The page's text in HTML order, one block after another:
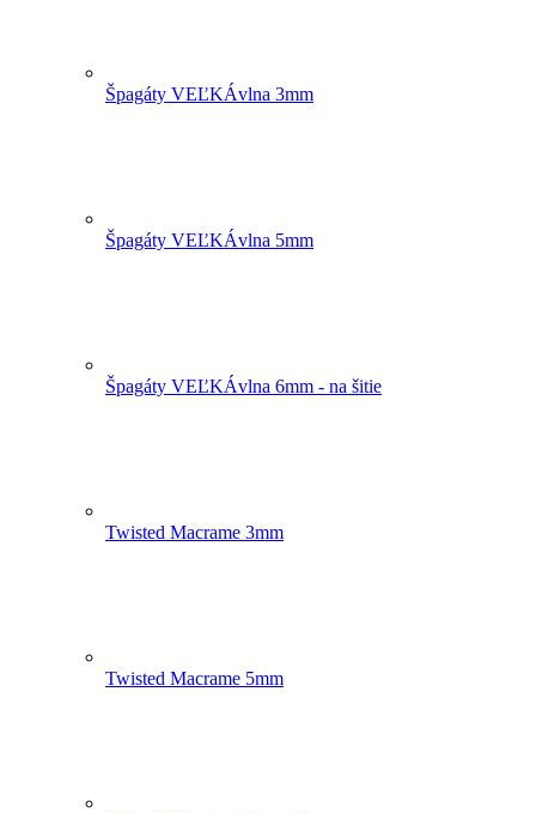
Špagáty VEĽKÁvlna 3mm
Špagáty VEĽKÁvlna 5mm
Špagáty VEĽKÁvlna 6mm - na šitie
Twisted Macrame 3mm
Twisted Macrame 5mm